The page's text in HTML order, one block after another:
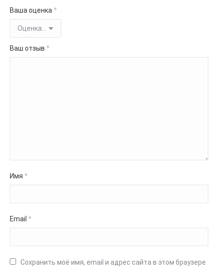
Ваша оценка *
Ваш отзыв *
Имя *
Email *
Сохранить моё имя, email и адрес сайта в этом браузере